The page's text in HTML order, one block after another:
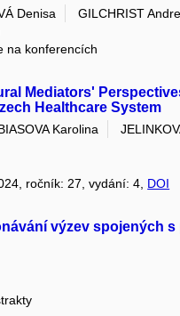
Denisa GILCHRIST
na konferencích
Mediators'
Healthcare System
Karolina
ročník: 27, vydání: 4, DOI
výzev spojených